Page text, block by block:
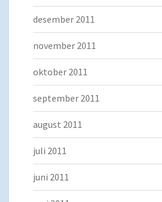
desember 2011
november 2011
oktober 2011
september 2011
august 2011
juli 2011
juni 2011